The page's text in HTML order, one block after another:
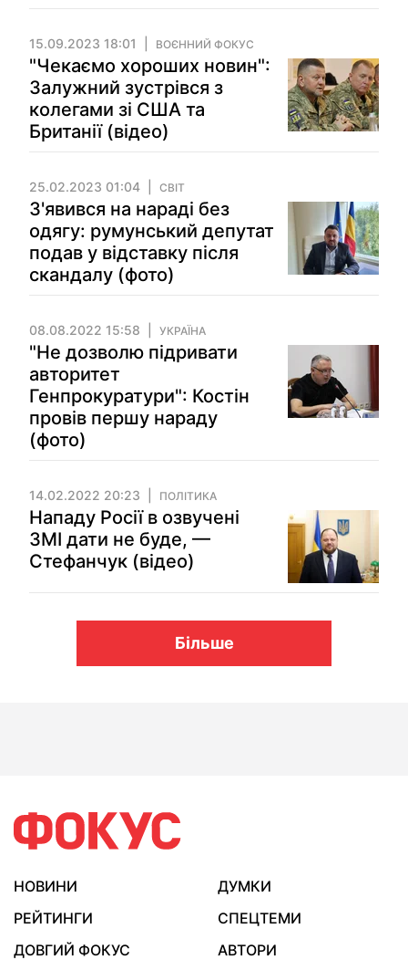
15.09.2023 18:01 ВОЄННИЙ ФОКУС
"Чекаємо хороших новин":
Залужний зустрівся з
колегами зі США та
Британії (відео)
25.02.2023 01:04 СВІТ
З'явився на нараді без
одягу: румунський депутат
подав у відставку після
скандалу (фото)
08.08.2022 15:58 УКРАЇНА
"Не дозволю підривати
авторитет
Генпрокуратури": Костін
провів першу нараду
(фото)
14.02.2022 20:23 ПОЛІТИКА
Нападу Росії в озвучені
ЗМІ дати не буде, —
Стефанчук (відео)
Більше
НОВИНИ
ДУМКИ
РЕЙТИНГИ
СПЕЦТЕМИ
ДОВГИЙ ФОКУС
АВТОРИ